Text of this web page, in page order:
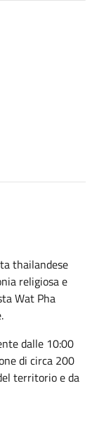
thailandese
religiosa e
Wat Pha
dalle 10:00
di circa 200
territorio e da